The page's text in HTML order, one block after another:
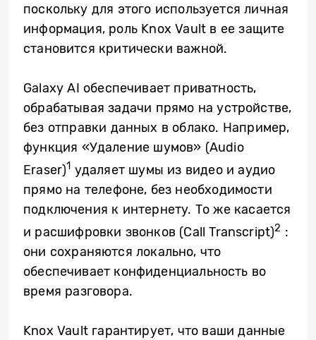
поскольку для этого используется личная
информация, роль Knox Vault в ее защите
становится критически важной.
Galaxy AI обеспечивает приватность,
обрабатывая задачи прямо на устройстве,
без отправки данных в облако. Например,
функция «Удаление шумов» (Audio
Eraser)1 удаляет шумы из видео и аудио
прямо на телефоне, без необходимости
подключения к интернету. То же касается
и расшифровки звонков (Call Transcript)2 :
они сохраняются локально, что
обеспечивает конфиденциальность во
время разговора.
Knox Vault гарантирует, что ваши данные